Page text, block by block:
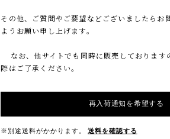
その他、ご質問やご要望などございましたらお
ようお願い申し上げます。
なお、他サイトでも同時に販売しております
際はご了承ください。
再入荷通知を希望する
※別途送料がかかります。
送料を確認する